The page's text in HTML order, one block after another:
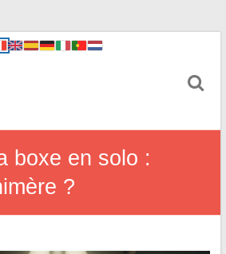
boxe en solo :
?